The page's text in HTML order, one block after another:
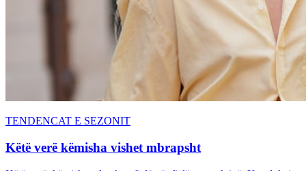
TENDENCAT E SEZONIT
Këtë verë këmisha vishet mbrapsht